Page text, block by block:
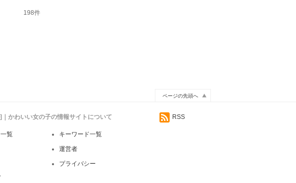
198件
ページの先頭へ
かわいい女の子の情報サイトについて
覧 キーワード一覧
運営者
プライバシー
RSS